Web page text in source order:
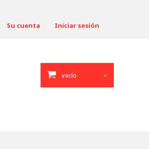
Iniciar sesión
Su cuenta
vacío